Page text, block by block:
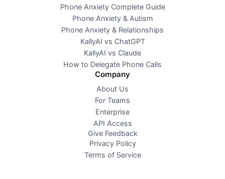
Phone Anxiety Complete Guide
Phone Anxiety & Autism
Phone Anxiety & Relationships
KallyAI vs ChatGPT
KallyAI vs Claude
How to Delegate Phone Calls
Company
About Us
For Teams
Enterprise
API Access
Give Feedback
Privacy Policy
Terms of Service